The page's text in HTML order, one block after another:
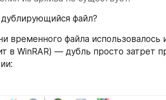
файл?
временного файла использовалось
в WinRAR) — дубль просто затрет